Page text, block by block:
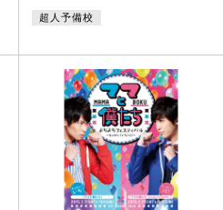
で遊ぶだけなのだ。その中の梨田
人暮らし。誰とも会えない生活を
過ごしている。自分のことをヤド
カリだと思い込むようになった。
そうでもしないと自分が保てなく
なったのだった。この世の中は海
底で、息苦しいのはそのせいだと
思っていた。妄想の中の彼は海の
底でじっとしている。ただそれだ
け。いつも
超人予備校